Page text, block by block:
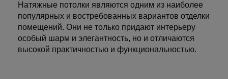
Натяжные потолки являются одним из наиболее
популярных и востребованных вариантов отделки
помещений. Они не только придают интерьеру
особый шарм и элегантность, но и отличаются
высокой практичностью и функциональностью.